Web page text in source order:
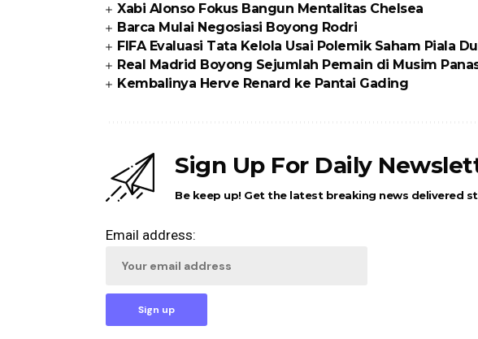
Xabi Alonso Fokus Bangun Mentalitas Chelsea
Barca Mulai Negosiasi Boyong Rodri
FIFA Evaluasi Tata Kelola Usai Polemik Saham Piala
Real Madrid Boyong Sejumlah Pemain di Musim
Kembalinya Herve Renard ke Pantai Gading
Sign Up For Daily
Be keep up! Get the latest breaking news delivered
Email address: